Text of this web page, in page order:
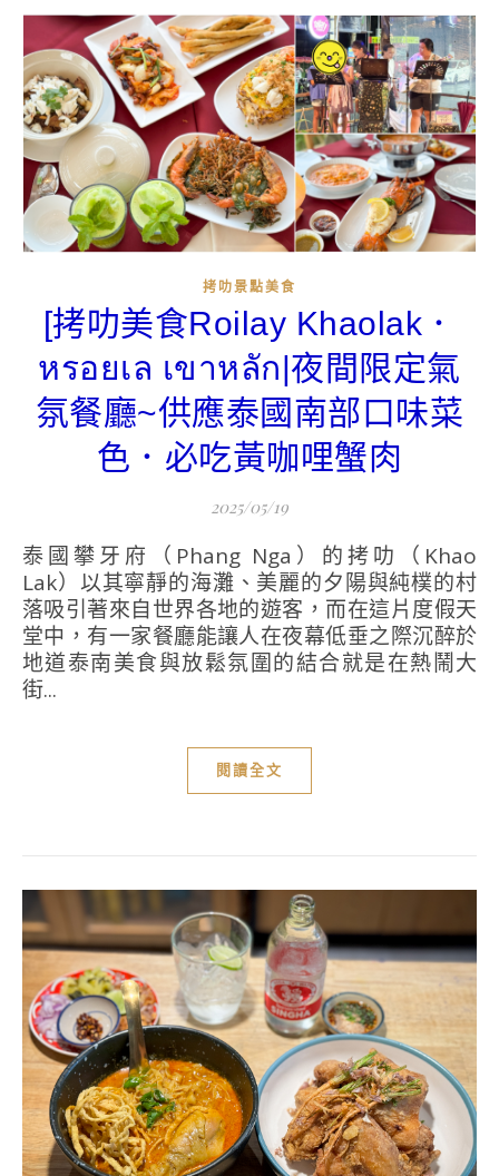
拷叻景點美食
[拷叻美食Roilay Khaolak．
หรอยเล เขาหลัก|夜間限定氣
氛餐廳~供應泰國南部口味菜
色．必吃黃咖哩蟹肉
2025/05/19
泰國攀牙府（Phang Nga）的拷叻（Khao
Lak）以其寧靜的海灘、美麗的夕陽與純樸的村
落吸引著來自世界各地的遊客，而在這片度假天
堂中，有一家餐廳能讓人在夜幕低垂之際沉醉於
地道泰南美食與放鬆氛圍的結合就是在熱鬧大
街...
閱讀全文